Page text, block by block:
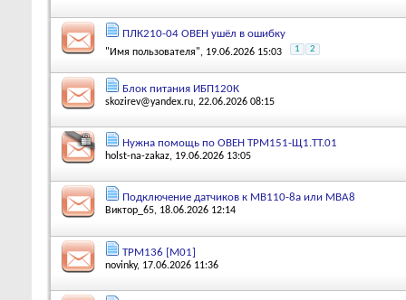
ПЛК210-04 ОВЕН ушёл в ошибку
"Имя пользователя", 19.06.2026 15:03 1 2
Блок питания ИБП120К
skozirev@yandex.ru, 22.06.2026 08:15
Нужна помощь по ОВЕН ТРМ151-Щ1.ТТ.01
holst-na-zakaz, 19.06.2026 13:05
Подключение датчиков к МВ110-8а или МВА8
Виктор_65, 18.06.2026 12:14
ТРМ136 [M01]
novinky, 17.06.2026 11:36